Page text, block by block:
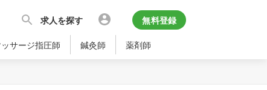
求人を探す 無料登録
サージ指圧師 鍼灸師 薬剤師